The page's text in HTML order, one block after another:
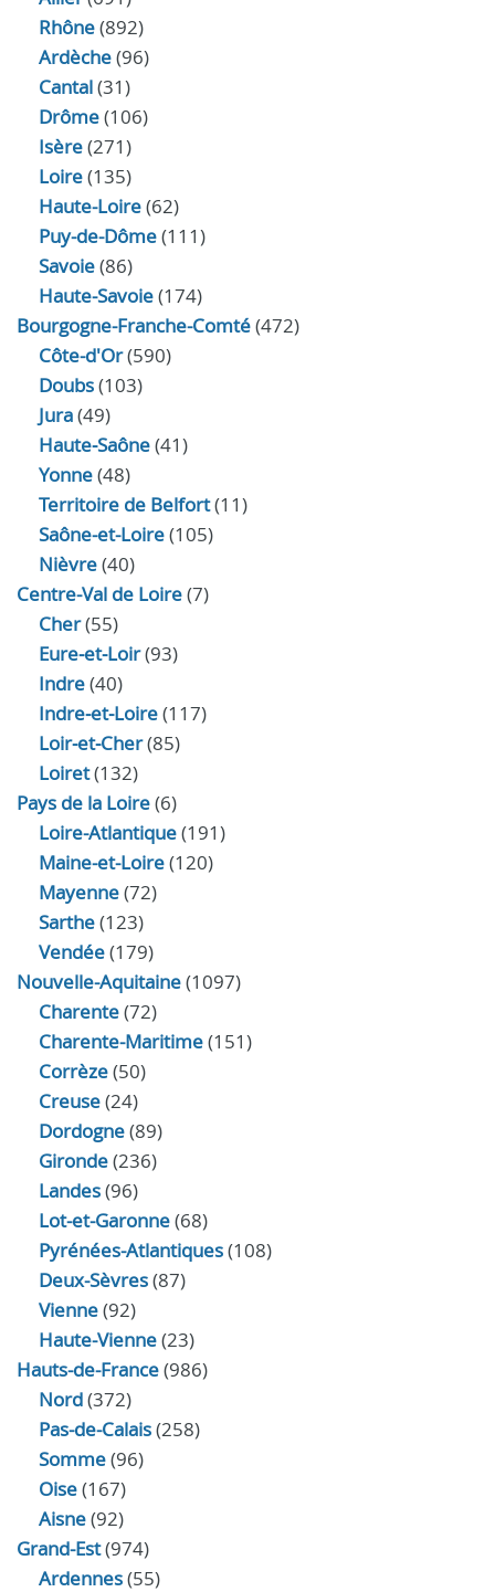
Rhône(892)
Ardèche(96)
Cantal(31)
Drôme(106)
Isère(271)
Loire(135)
Haute-Loire(62)
Puy-de-Dôme(111)
Savoie(86)
Haute-Savoie(174)
Bourgogne-Franche-Comté(472)
Côte-d'Or(590)
Doubs(103)
Jura(49)
Haute‑Saône(41)
Yonne(48)
Territoire de Belfort(11)
Saône-et-Loire(105)
Nièvre(40)
Centre-Val de Loire(7)
Cher(55)
Eure‑et‑Loir(93)
Indre(40)
Indre‑et‑Loire(117)
Loir‑et‑Cher(85)
Loiret(132)
Pays de la Loire(6)
Loire-Atlantique(191)
Maine-et-Loire(120)
Mayenne(72)
Sarthe(123)
Vendée(179)
Nouvelle-Aquitaine(1097)
Charente(72)
Charente-Maritime(151)
Corrèze(50)
Creuse(24)
Dordogne(89)
Gironde(236)
Landes(96)
Lot-et-Garonne(68)
Pyrénées-Atlantiques(108)
Deux-Sèvres(87)
Vienne(92)
Haute-Vienne(23)
Hauts-de-France(986)
Nord(372)
Pas-de-Calais(258)
Somme(96)
Oise(167)
Aisne(92)
Grand-Est(974)
Ardennes(55)